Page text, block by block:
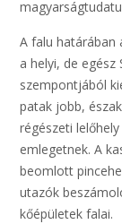
A falu határában
a helyi, de
szempontjából
patak jobb,
régészeti
emlegetnek. A
beomlott
utazók
kőépületek falai.